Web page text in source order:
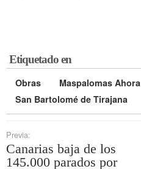
Etiquetado en
Obras
Maspalomas Ahora
San Bartolomé de Tirajana
Previa:
Canarias baja de los
145.000 parados por